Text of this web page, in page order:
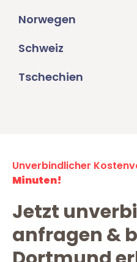
Norwegen
Schweiz
Tschechien
Unverbindlicher
Minuten!
Jetzt
anfragen &